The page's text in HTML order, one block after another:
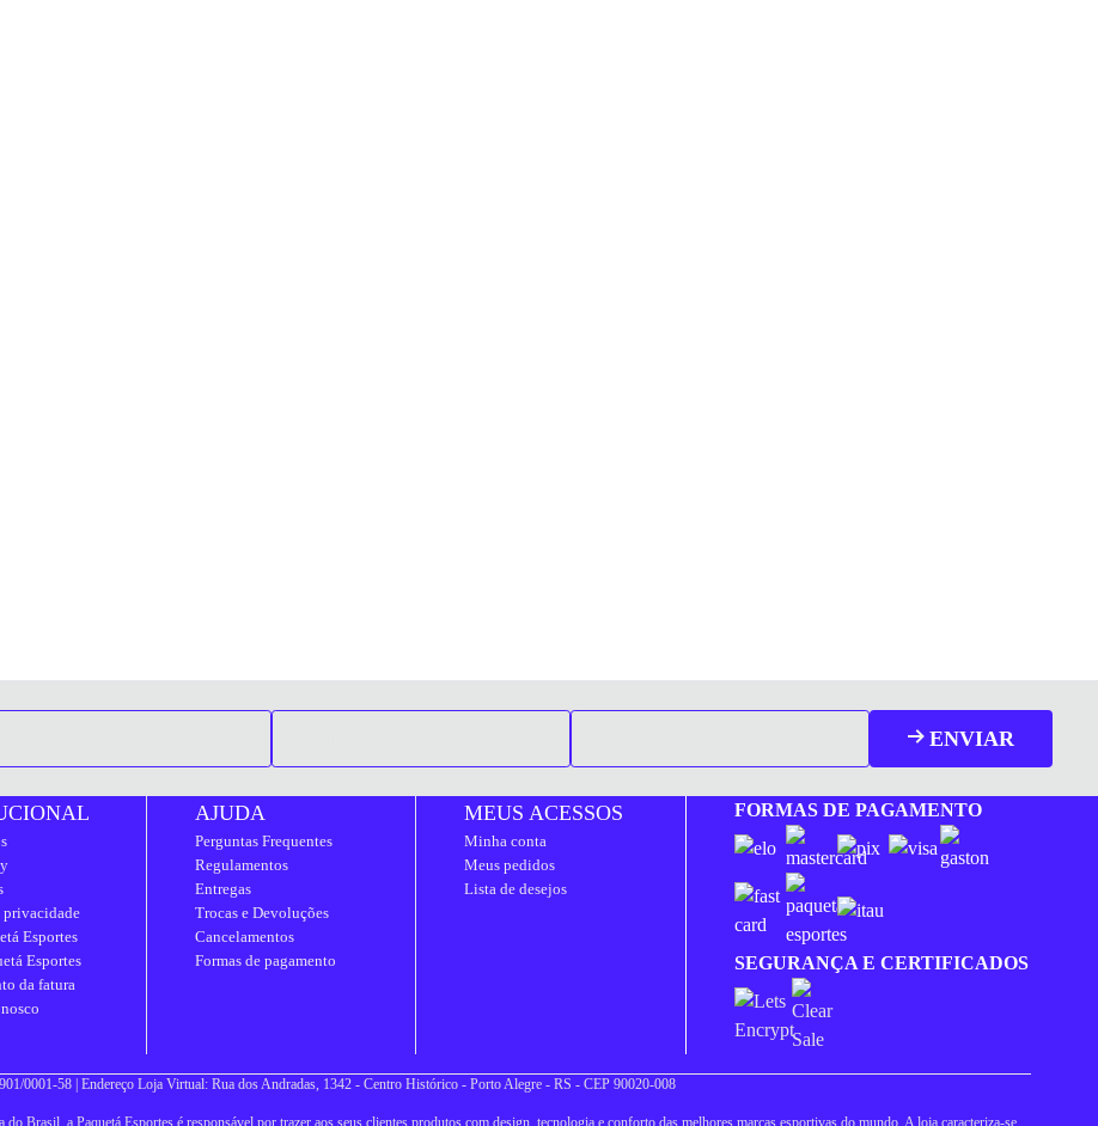
ENVIAR
privacidade
Esportes
Esportes
da fatura
AJUDA
Perguntas Frequentes
Regulamentos
Entregas
Trocas e Devoluções
Cancelamentos
Formas de pagamento
MEUS ACESSOS
Minha conta
Meus pedidos
Lista de desejos
FORMAS DE PAGAMENTO
SEGURANÇA E CERTIFICADOS
0001-58 | Endereço Loja Virtual: Rua dos Andradas, 1342 - Centro Histórico - Porto Alegre - RS - CEP 90020-008
Brasil, a Paquetá Esportes é responsável por trazer aos seus clientes produtos com design, tecnologia e conforto das melhores marcas esportivas do mundo. A loja caracteriza-se